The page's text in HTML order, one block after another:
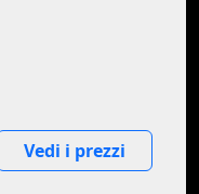
Vedi i prezzi